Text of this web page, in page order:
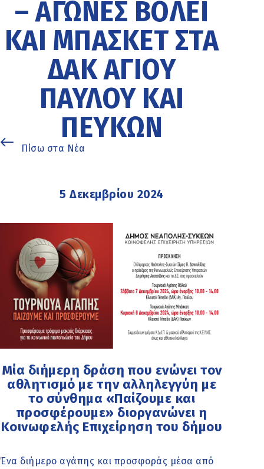
– ΑΓΏΝΕΣ ΒΌΛΕΪ
ΚΑΙ ΜΠΆΣΚΕΤ ΣΤΑ
ΔΑΚ ΑΓΊΟΥ
ΠΑΎΛΟΥ ΚΑΙ
ΠΕΎΚΩΝ
Πίσω στα Νέα
5 Δεκεμβρίου 2024
Μία διήμερη δράση που ενώνει τον
αθλητισμό με την αλληλεγγύη με
το σύνθημα «Παίζουμε και
προσφέρουμε» διοργανώνει η
Κοινωφελής Επιχείρηση του δήμου
Ένα διήμερο αγάπης και προσφοράς μέσα από